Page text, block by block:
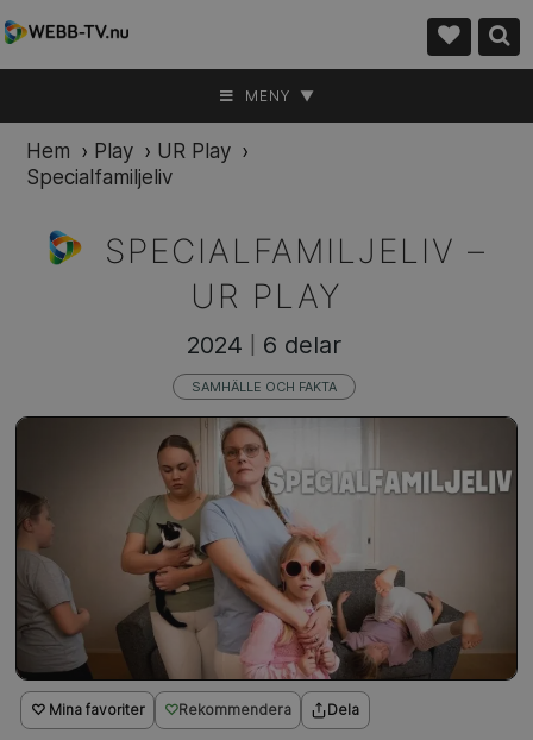
MENY ▼
Hem › Play › UR Play ›
Specialfamiljeliv
SPECIALFAMILJELIV –
UR PLAY
♡ Mina favoriter Rekommendera Dela
2024 6 delar
SAMHÄLLE OCH FAKTA